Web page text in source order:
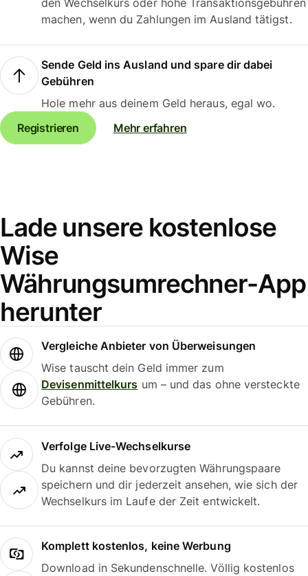
den Wechselkurs oder hohe Transaktionsgebühren
machen, wenn du Zahlungen im Ausland tätigst.
Sende Geld ins Ausland und spare dir dabei
Gebühren
Hole mehr aus deinem Geld heraus, egal wo.
Registrieren
Mehr erfahren
Lade unsere kostenlose
Wise
Währungsumrechner-App
herunter
Vergleiche Anbieter von Überweisungen
Wise tauscht dein Geld immer zum
Devisenmittelkurs um – und das ohne versteckte
Gebühren.
Verfolge Live-Wechselkurse
Du kannst deine bevorzugten Währungspaare
speichern und dir jederzeit ansehen, wie sich der
Wechselkurs im Laufe der Zeit entwickelt.
Komplett kostenlos, keine Werbung
Download in Sekundenschnelle. Völlig kostenlos